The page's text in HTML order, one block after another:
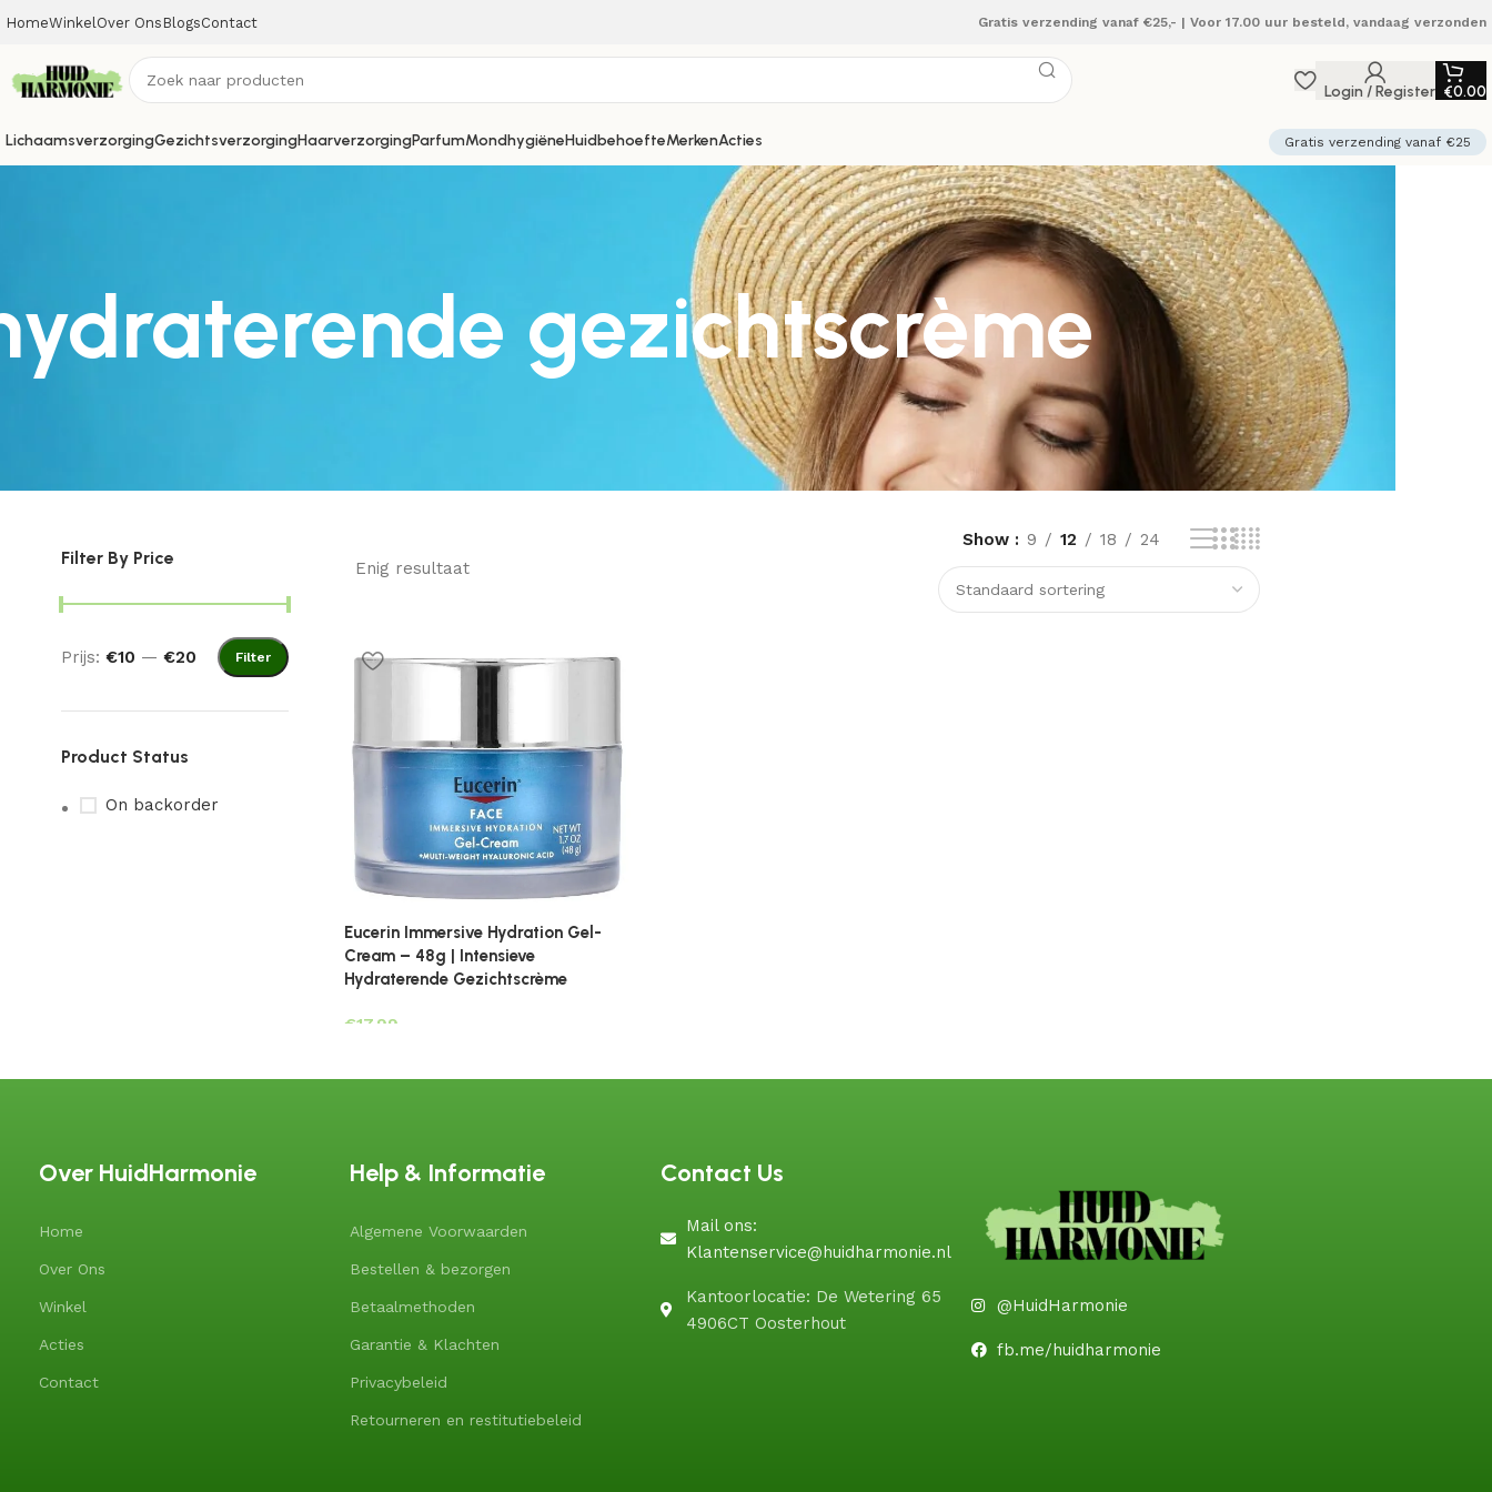
HomeWinkel Over Ons BlogsContact Gratis verzending vanaf €25,- | Voor 17.00 uur besteld, vandaag verzonden
Login / Register €0.00
LichaamsverzorgingGezichtsverzorgingHaarverzorgingParfumMondhygiëneHuidbehoefteMerkenActies Gratis verzending vanaf €25
gezichtscrème
Filter By Price
Filter
Prijs: €10 — €20
Product Status
On backorder
Enig resultaat
Show 9 12 18 24
Eucerin Immersive Hydration Gel-
Cream – 48g | Intensieve
Hydraterende Gezichtscrème
€
Over HuidHarmonie
Home
Over Ons
Winkel
Acties
Contact
Help & Informatie
Algemene Voorwaarden
Bestellen & bezorgen
Betaalmethoden
Garantie & Klachten
Privacybeleid
Retourneren en restitutiebeleid
Contact Us
Mail ons:
Klantenservice@huidharmonie.nl
Kantoorlocatie: De Wetering 65
4906CT Oosterhout
@HuidHarmonie
fb.me/huidharmonie